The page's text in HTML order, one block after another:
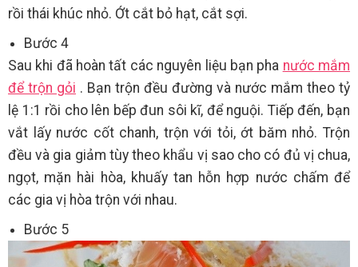
rồi thái khúc nhỏ. Ớt cắt bỏ hạt, cắt sợi.
Bước 4
Sau khi đã hoàn tất các nguyên liệu bạn pha nước mắm
để trộn gỏi . Bạn trộn đều đường và nước mắm theo tỷ
lệ 1:1 rồi cho lên bếp đun sôi kĩ, để nguội. Tiếp đến, bạn
vắt lấy nước cốt chanh, trộn với tỏi, ớt băm nhỏ. Trộn
đều và gia giảm tùy theo khẩu vị sao cho có đủ vị chua,
ngọt, mặn hài hòa, khuấy tan hỗn hợp nước chấm để
các gia vị hòa trộn với nhau.
Bước 5